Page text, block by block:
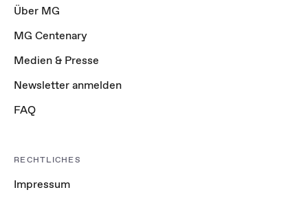
Über MG
MG Centenary
Medien & Presse
Newsletter anmelden
FAQ
RECHTLICHES
Impressum